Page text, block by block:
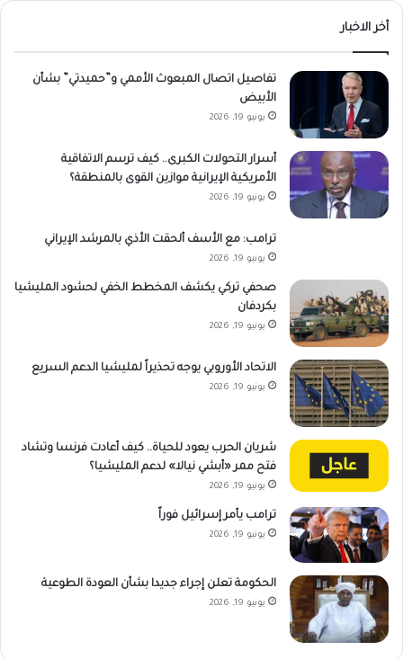
أخر الاخبار
تفاصيل اتصال المبعوث الأممي و”حميدتي” بشأن
الأبيض
يونيو 19, 2026
أسرار التحولات الكبرى.. كيف ترسم الاتفاقية
الأمريكية الإيرانية موازين القوى بالمنطقة؟
يونيو 19, 2026
ترامب: مع الأسف ألحقت الأذي بالمرشد الإيراني
يونيو 19, 2026
صحفي تركي يكشف المخطط الخفي لحشود المليشيا
بكردفان
يونيو 19, 2026
الاتحاد الأوروبي يوجه تحذيراً لمليشيا الدعم السريع
يونيو 19, 2026
شريان الحرب يعود للحياة.. كيف أعادت فرنسا وتشاد
فتح ممر «أبشي نيالا» لدعم المليشيا؟
يونيو 19, 2026
ترامب يأمر إسرائيل فوراً
يونيو 19, 2026
الحكومة تعلن إجراء جديدا بشأن العودة الطوعية
يونيو 19, 2026